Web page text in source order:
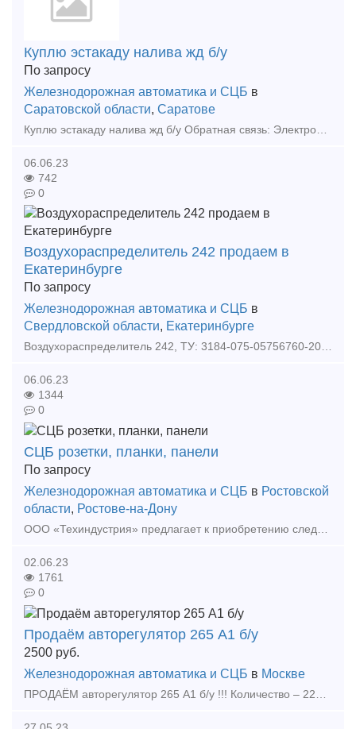
Куплю эстакаду налива жд б/у
По запросу
Железнодорожная автоматика и СЦБ в
Саратовской области, Саратове
Куплю эстакаду налива жд б/у Обратная связь: Электронная почта: цена договорная, рассмотрим любые предложения. Тип предложения: требуется продукция
06.06.23
742
0
Воздухораспределитель 242 продаем в
Екатеринбурге
По запросу
Железнодорожная автоматика и СЦБ в
Свердловской области, Екатеринбурге
Воздухораспределитель 242, ТУ: 3184-075-05756760-2006 и другие жд запчасти Амортизатор универсальный К-0292.000.000; Вал 81.30.391; Вал карданный ЖД1 - ТУ 3183-001-46786609-01; Вал
06.06.23
1344
0
СЦБ розетки, планки, панели
По запросу
Железнодорожная автоматика и СЦБ в Ростовской
области, Ростове-на-Дону
02.06.23
1761
0
Продаём авторегулятор 265 А1 б/у
2500 руб.
Железнодорожная автоматика и СЦБ в Москве